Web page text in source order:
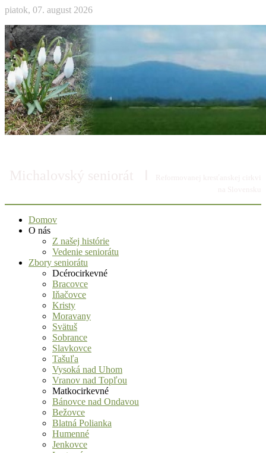
piatok, 07. august 2026
Domov
O nás
Z našej histórie
Vedenie seniorátu
Zbory seniorátu
Dcérocirkevné
Bracovce
Iňačovce
Kristy
Moravany
Svätuš
Sobrance
Slavkovce
Tašuľa
Vysoká nad Uhom
Vranov nad Topľou
Matkocirkevné
Bánovce nad Ondavou
Bežovce
Blatná Polianka
Humenné
Jenkovce